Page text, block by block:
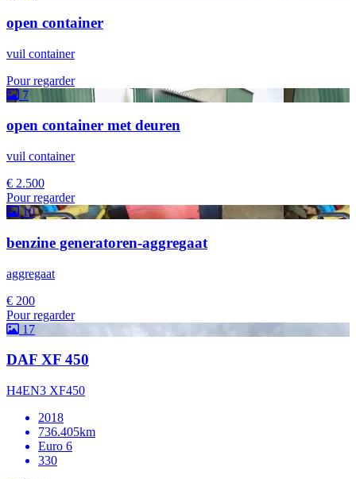
open container
vuil container
Pour regarder
7
open container met deuren
vuil container
€ 2.500
Pour regarder
10
benzine generatoren-aggregaat
aggregaat
€ 200
Pour regarder
17
DAF XF 450
H4EN3 XF450
2018
736.405km
Euro 6
330